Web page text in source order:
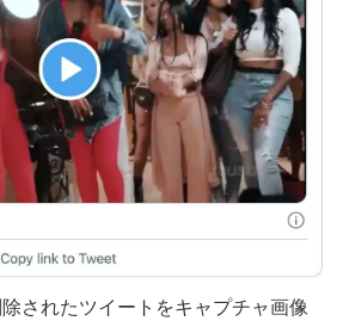
されたツイートをキャプチャ画像